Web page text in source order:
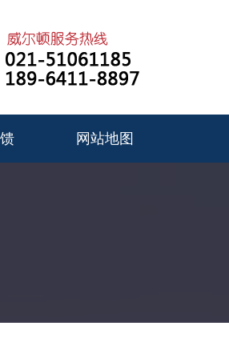
网站地图